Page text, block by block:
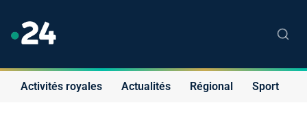
Activités royales Actualités Régional Sport